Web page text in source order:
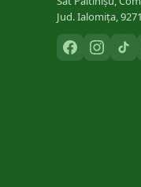
Jud. Ialomița,